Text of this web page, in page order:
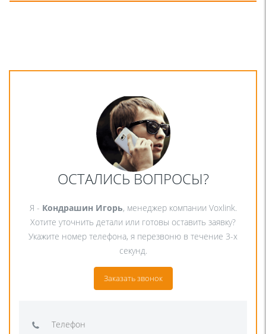
ОСТАЛИСЬ ВОПРОСЫ?
Я - Кондрашин Игорь, менеджер компании Voxlink.
Хотите уточнить детали или готовы оставить заявку?
Укажите номер телефона, я перезвоню в течение 3-х
секунд.
Заказать звонок